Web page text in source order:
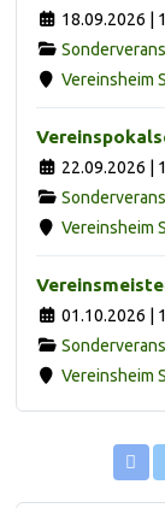
18.09.2026 |
Vereinsheim
22.09.2026 |
Vereinsheim
01.10.2026 |
Vereinsheim